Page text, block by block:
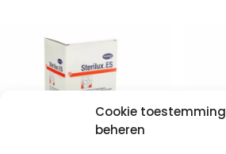
Cookie toestemming
beheren